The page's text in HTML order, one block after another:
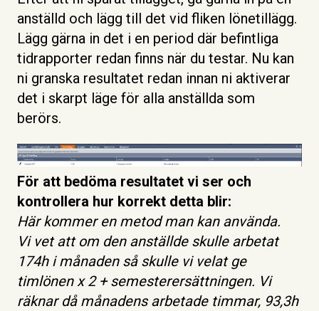
anställd och lägg till det vid fliken lönetillägg.
Lägg gärna in det i en period där befintliga
tidrapporter redan finns när du testar. Nu kan
ni granska resultatet redan innan ni aktiverar
det i skarpt läge för alla anställda som
berörs.
För att bedöma resultatet vi ser och
kontrollera hur korrekt detta blir:
Här kommer en metod man kan använda.
Vi vet att om den anställde skulle arbetat
174h i månaden så skulle vi velat ge
timlönen x 2 + semesterersättningen. Vi
räknar då månadens arbetade timmar, 93,3h